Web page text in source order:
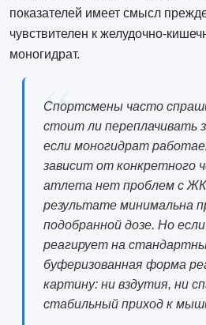
показателей имеет смысл
чувствителен к желудочно-
моногидрат.
Спортсмены часто
стоит ли переплачивать
если моногидрат
зависит от конкретного
атлета нет проблем с
результате минимальна
подобранной дозе. Но
реагирует на
буферизованная форма
картину: ни вздутия, ни
стабильный приход к